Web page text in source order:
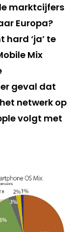
marktcijfers
Europa?
‘ja’ te
Mix
geval dat
netwerk op
volgt met